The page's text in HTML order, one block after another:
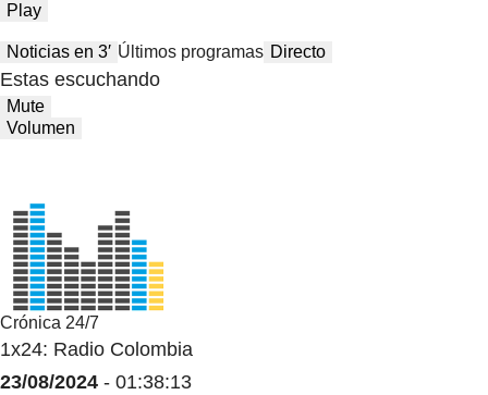
Play
Noticias en 3′ Últimos programas Directo
Estas escuchando
Mute
Volumen
Crónica 24/7
1x24: Radio Colombia
23/08/2024 - 01:38:13